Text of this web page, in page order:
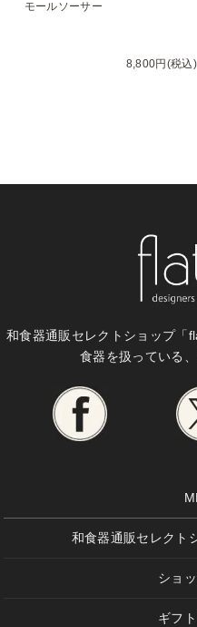
モールソーサー
8,800円(税込)
和食器通販セレクトショップ「
食器を扱っている
和食器通販セレクト
ショ
ギフ